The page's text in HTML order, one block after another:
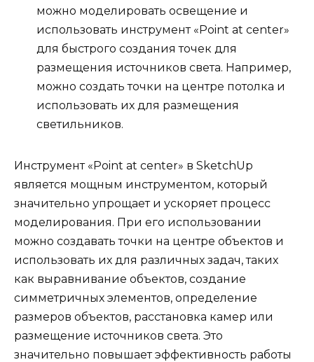
можно моделировать освещение и
использовать инструмент «Point at center»
для быстрого создания точек для
размещения источников света. Например,
можно создать точки на центре потолка и
использовать их для размещения
светильников.
Инструмент «Point at center» в SketchUp
является мощным инструментом, который
значительно упрощает и ускоряет процесс
моделирования. При его использовании
можно создавать точки на центре объектов и
использовать их для различных задач, таких
как выравнивание объектов, создание
симметричных элементов, определение
размеров объектов, расстановка камер или
размещение источников света. Это
значительно повышает эффективность работы